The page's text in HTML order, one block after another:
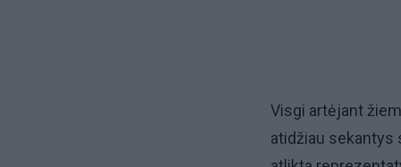
Visgi artėjant
atidžiau sekantys